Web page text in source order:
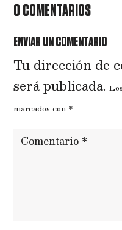
0 COMENTARIOS
ENVIAR UN COMENTARIO
Tu dirección de
será publicada.
marcados con *